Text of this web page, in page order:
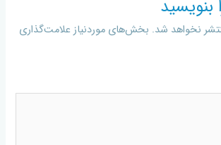
بنویسید
نخواهد شد. بخش‌های موردنیاز علامت‌گذاری